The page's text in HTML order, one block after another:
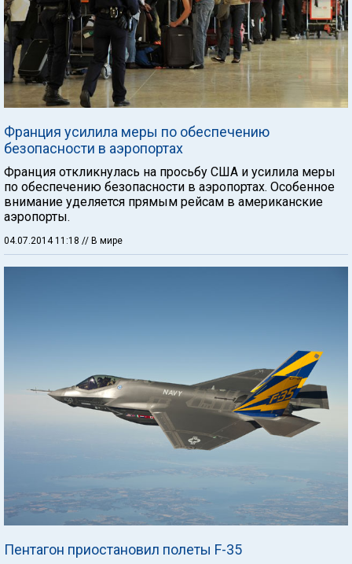
Франция усилила меры по обеспечению
безопасности в аэропортах
Франция откликнулась на просьбу США и усилила меры
по обеспечению безопасности в аэропортах. Особенное
внимание уделяется прямым рейсам в американские
аэропорты.
04.07.2014 11:18 // В мире
Пентагон приостановил полеты F-35